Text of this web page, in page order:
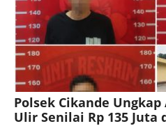
Polsek Cikande
Ulir Senilai Rp 135